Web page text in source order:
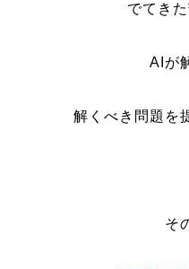
でてき
AIが
解くべき問題を
そ